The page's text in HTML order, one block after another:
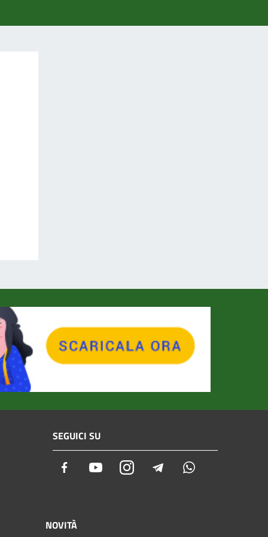
SEGUICI SU
Facebook YoutubeInstagramTelegram
NOVITÀ